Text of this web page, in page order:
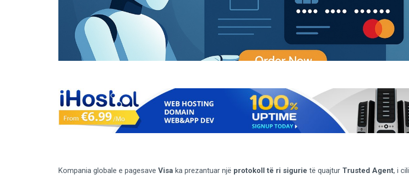
Kompania globale e pagesave Visa ka prezantuar një protokoll të ri sigurie të quajtur Trusted Agent, i cili